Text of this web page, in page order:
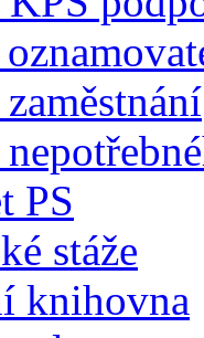
PS
stáže
knihovna